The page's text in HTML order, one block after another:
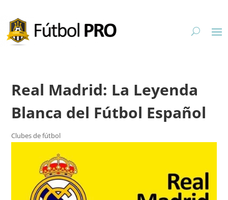
Real Madrid: La Leyenda
Blanca del Fútbol Español
Clubes de fútbol